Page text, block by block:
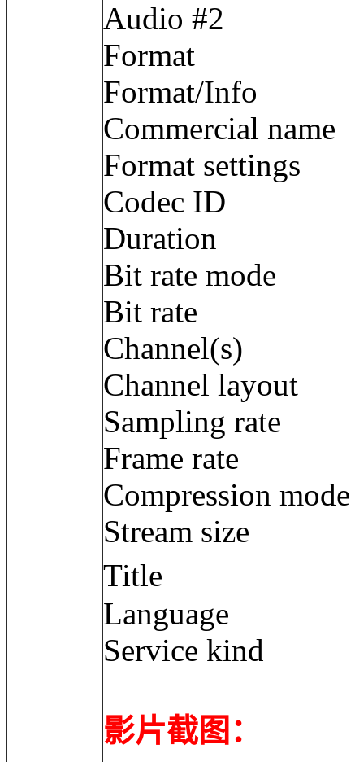
Audio #2
Format :
Format/Info :
Commercial
Format
Codec ID :
Duration :
Bit rate mode
Bit rate : 1
Channel(s) :
Channel layout
Sampling
Frame rate :
Compression
Stream size :
Title : 国
Language :
Service kind :
影片截图：